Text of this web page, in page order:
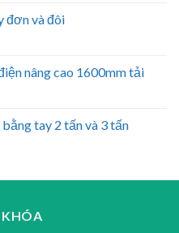
đơn và đôi
nâng cao 1600mm tải
tay 2 tấn và 3 tấn